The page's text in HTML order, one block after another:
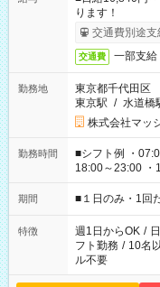
ります！
交通費別途支
交通費 一部支給
勤務地
東京都千代田区
東京駅 / 水道橋
株式会社マッ
勤務時間
■シフト例 ・
18:00～23:00 ・
etc ★最短で3時間で5,120円のお仕事から 15時間で2万円近く稼
げるお仕事も！ ご希望のお時間に合わせてご紹介！ ※シフトは
ください！
期間 ■１日のみ・1回
特徴 週1日からOK /
フト勤務 / 10名
ル不要